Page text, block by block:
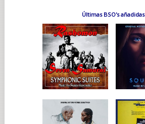
Últimas BSO's añadidas